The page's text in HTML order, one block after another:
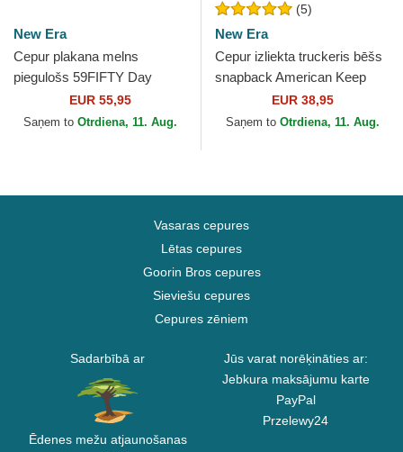
New Era
Cepur plakana melns
piegulošs 59FIFTY Day
Retro Crown no Los Angeles
Dodgers MLB no New Era
EUR 55,95
Saņem to Otrdiena, 11. Aug.
(5)
New Era
Cepur izliekta truckeris bēšs
snapback American Keep
Truckin 9FIFTY Retro Crown
A Frame no New Era
EUR 38,95
Saņem to Otrdiena, 11. Aug.
Vasaras cepures
Lētas cepures
Goorin Bros cepures
Sieviešu cepures
Cepures zēniem
Sadarbībā ar
Ēdenes mežu atjaunošanas
Jūs varat norēķināties ar:
Jebkura maksājumu karte
PayPal
Przelewy24